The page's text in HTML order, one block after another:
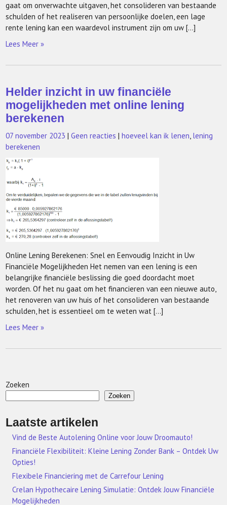
gaat om onverwachte uitgaven, het consolideren van bestaande
schulden of het realiseren van persoonlijke doelen, een lage
rente lening kan een waardevol instrument zijn om uw […]
Lees Meer »
Helder inzicht in uw financiële
mogelijkheden met online lening
berekenen
07 november 2023 |Geen reacties |hoeveel kan ik lenen, lening
berekenen
Online Lening Berekenen: Snel en Eenvoudig Inzicht in Uw
Financiële Mogelijkheden Het nemen van een lening is een
belangrijke financiële beslissing die goed doordacht moet
worden. Of het nu gaat om het financieren van een nieuwe auto,
het renoveren van uw huis of het consolideren van bestaande
schulden, het is essentieel om te weten wat […]
Lees Meer »
Zoeken
Zoeken
Laatste artikelen
Vind de Beste Autolening Online voor Jouw Droomauto!
Financiële Flexibiliteit: Kleine Lening Zonder Bank – Ontdek Uw
Opties!
Flexibele Financiering met de Carrefour Lening
Crelan Hypothecaire Lening Simulatie: Ontdek Jouw Financiële
Mogelijkheden